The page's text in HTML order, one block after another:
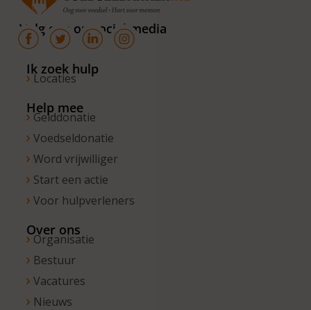
16.00 uur. Op
de vrijdagen
zijn wij
bereikbaar
van 10.00 –
Volg ons op social media
Ik zoek hulp
Locaties
Help mee
Gelddonatie
Voedseldonatie
Word vrijwilliger
Start een actie
Voor hulpverleners
Over ons
Organisatie
Bestuur
Vacatures
Nieuws